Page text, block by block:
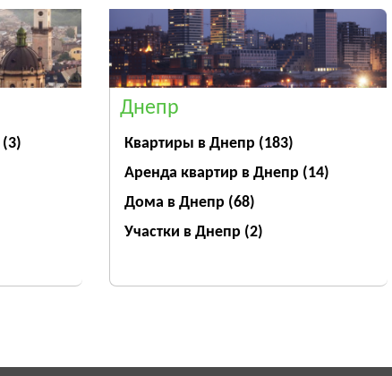
(3)
Днепр
Квартиры в Днепр (183)
Аренда квартир в Днепр (14)
Дома в Днепр (68)
Участки в Днепр (2)